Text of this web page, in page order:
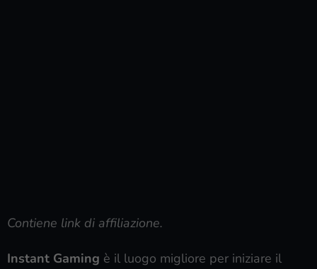
Contiene link di affiliazione.
Instant Gaming è il luogo migliore per iniziare il